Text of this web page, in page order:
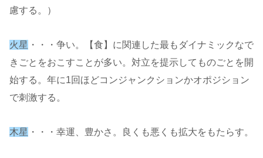
慮する。）
火星 ・・・争い。【食】に関連した最もダイナミックなで
きごとをおこすことが多い。対立を提示してものごとを開
始する。年に1回ほどコンジャンクションかオポジション
で刺激する。
木星 ・・・幸運、豊かさ。良くも悪くも拡大をもたらす。